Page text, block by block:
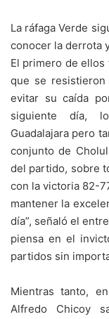
La ráfaga Verde
conocer la derrota
El primero de ellos
que se resistieron
evitar su caída
siguiente día,
Guadalajara pero
conjunto de
del partido, sobre
con la victoria 82-
mantener la
día”, señaló el
piensa en el
partidos sin
Mientras tanto,
Alfredo Chicoy